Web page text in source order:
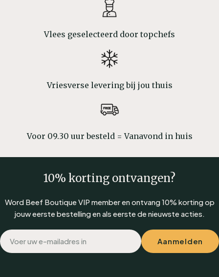
Vlees geselecteerd door topchefs
Vriesverse levering bij jou thuis
Voor 09.30 uur besteld = Vanavond in huis
10% korting ontvangen?
Word Beef Boutique VIP member en ontvang 10% korting op
jouw eerste bestelling en als eerste de nieuwste acties.
E-
mail
Aanmelden